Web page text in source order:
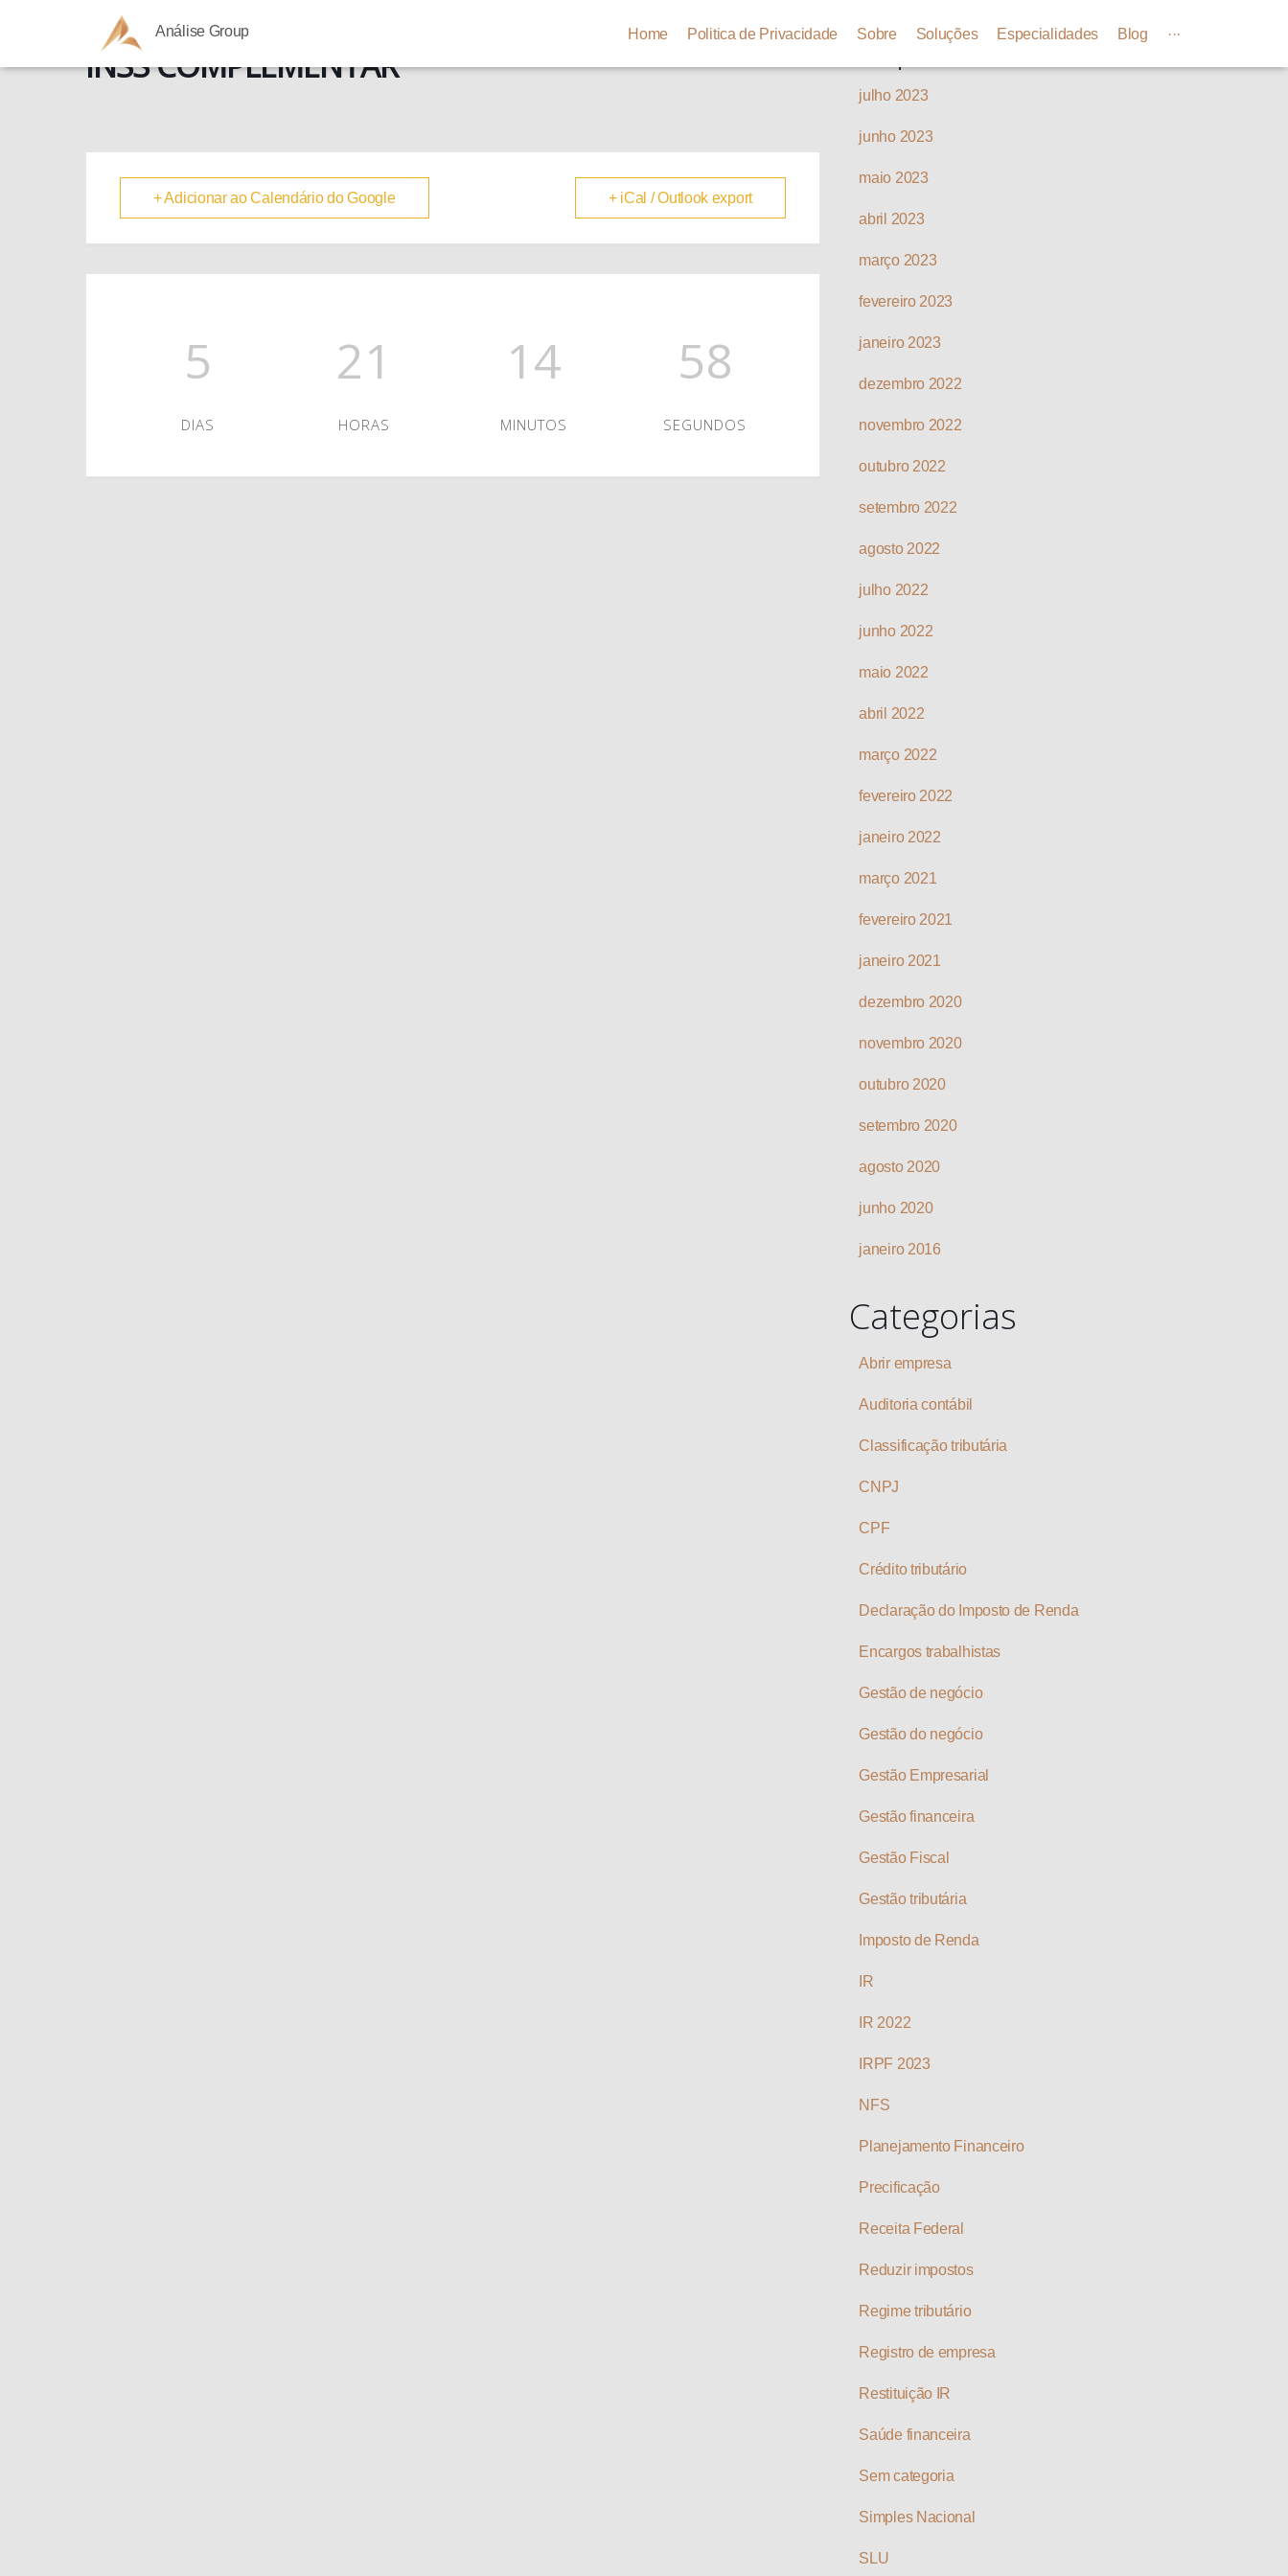
Análise Group Home Politica de Privacidade Sobre Soluções Especialidades Blog ···
INSS COMPLEMENTAR
+ Adicionar ao Calendário do Google + iCal / Outlook export
5
DIAS
21
HORAS
14
MINUTOS
57
SEGUNDOS
Arquivos
julho 2023
junho 2023
maio 2023
abril 2023
março 2023
fevereiro 2023
janeiro 2023
dezembro 2022
novembro 2022
outubro 2022
setembro 2022
agosto 2022
julho 2022
junho 2022
maio 2022
abril 2022
março 2022
fevereiro 2022
janeiro 2022
março 2021
fevereiro 2021
janeiro 2021
dezembro 2020
novembro 2020
outubro 2020
setembro 2020
agosto 2020
junho 2020
janeiro 2016
Categorias
Abrir empresa
Auditoria contábil
Classificação tributária
CNPJ
CPF
Crédito tributário
Declaração do Imposto de Renda
Encargos trabalhistas
Gestão de negócio
Gestão do negócio
Gestão Empresarial
Gestão financeira
Gestão Fiscal
Gestão tributária
Imposto de Renda
IR
IR 2022
IRPF 2023
NFS
Planejamento Financeiro
Precificação
Receita Federal
Reduzir impostos
Regime tributário
Registro de empresa
Restituição IR
Saúde financeira
Sem categoria
Simples Nacional
SLU